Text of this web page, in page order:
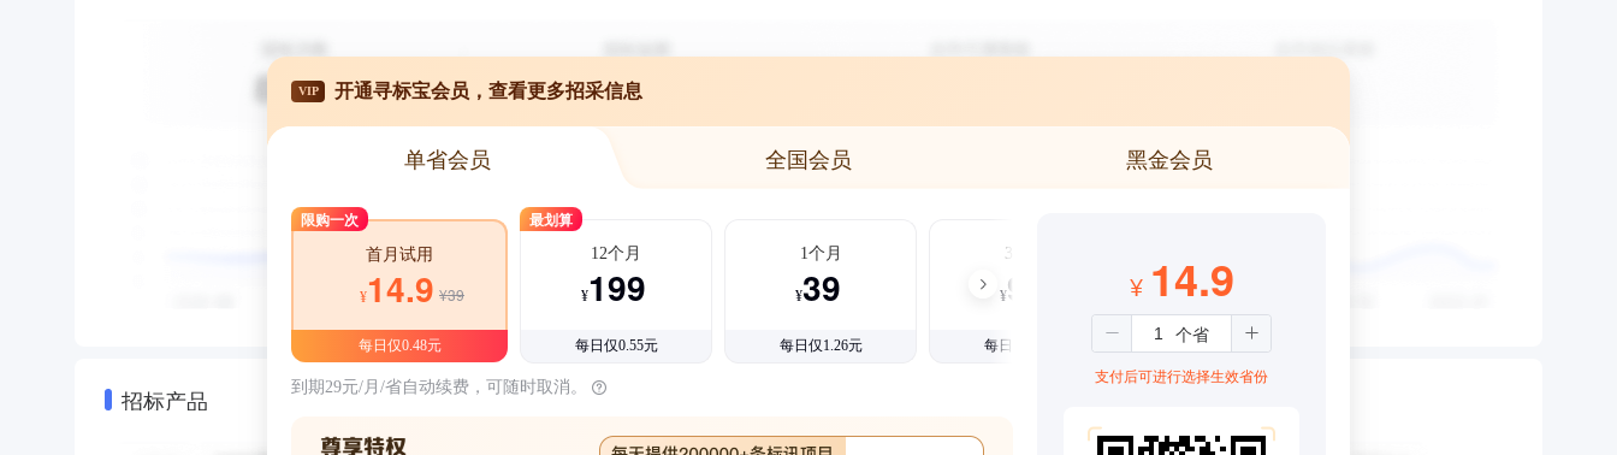
招标产品
VIP 开通寻标宝会员，查看更多招采信息
单省会员 全国会员 黑金会员
限购一次
首月试用
¥14.9 ¥39
每日仅0.48元
最划算
12个月
¥199
每日仅0.55元
1个月
¥39
每日仅1.26元
3个月
¥99
每日仅1.08元
到期29元/月/省自动续费，可随时取消。
¥ 14.9
支付后可进行选择生效省份